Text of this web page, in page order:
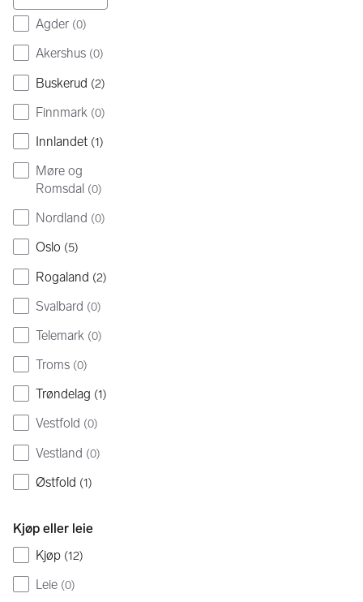
Agder (0)
Akershus (0)
Buskerud (2)
Finnmark (0)
Innlandet (1)
Møre og
Romsdal (0)
Nordland (0)
Oslo (5)
Rogaland (2)
Svalbard (0)
Telemark (0)
Troms (0)
Trøndelag (1)
Vestfold (0)
Vestland (0)
Østfold (1)
Kjøp eller leie
Kjøp (12)
Leie (0)